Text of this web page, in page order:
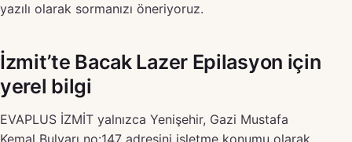
yazılı olarak sormanızı öneriyoruz.
İzmit’te Bacak Lazer Epilasyon için
yerel bilgi
EVAPLUS İZMİT yalnızca Yenişehir, Gazi Mustafa